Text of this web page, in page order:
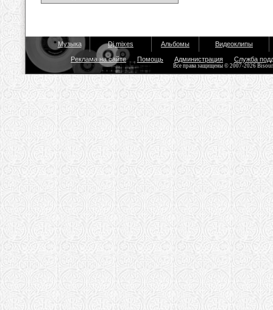
Музыка Dj mixes Альбомы Видеоклипы
Реклама на сайте Помощь Администрация Служба
Все права защищены © 2007-2026